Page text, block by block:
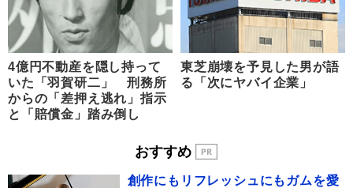
4億円不動産を隠し持って
いた「羽賀研二」 刑務所
からの「差押え逃れ」指示
と「賠償金」踏み倒し
東芝崩壊を予見した男が語
る「次にヤバイ企業」
おすすめ
創作にもリフレッシュにもガムを愛